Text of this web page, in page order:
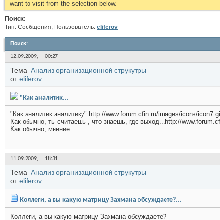
want to visit from the selection below.
Поиск:
Тип: Сообщения; Пользователь: eliferov
Поиск:
12.09.2009, 00:27
Тема: Анализ организационной струкутры
отeliferov
"Как аналитик...
"Как аналитик аналитику":http://www.forum.cfin.ru/images/icons/
Как обычно, ты считаешь , что знаешь, где выход...http://
Как обычно, мнение...
11.09.2009, 18:31
Тема: Анализ организационной струкутры
отeliferov
Коллеги, а вы какую матрицу Захмана обсуждаете?...
Коллеги, а вы какую матрицу Захмана обсуждаете?